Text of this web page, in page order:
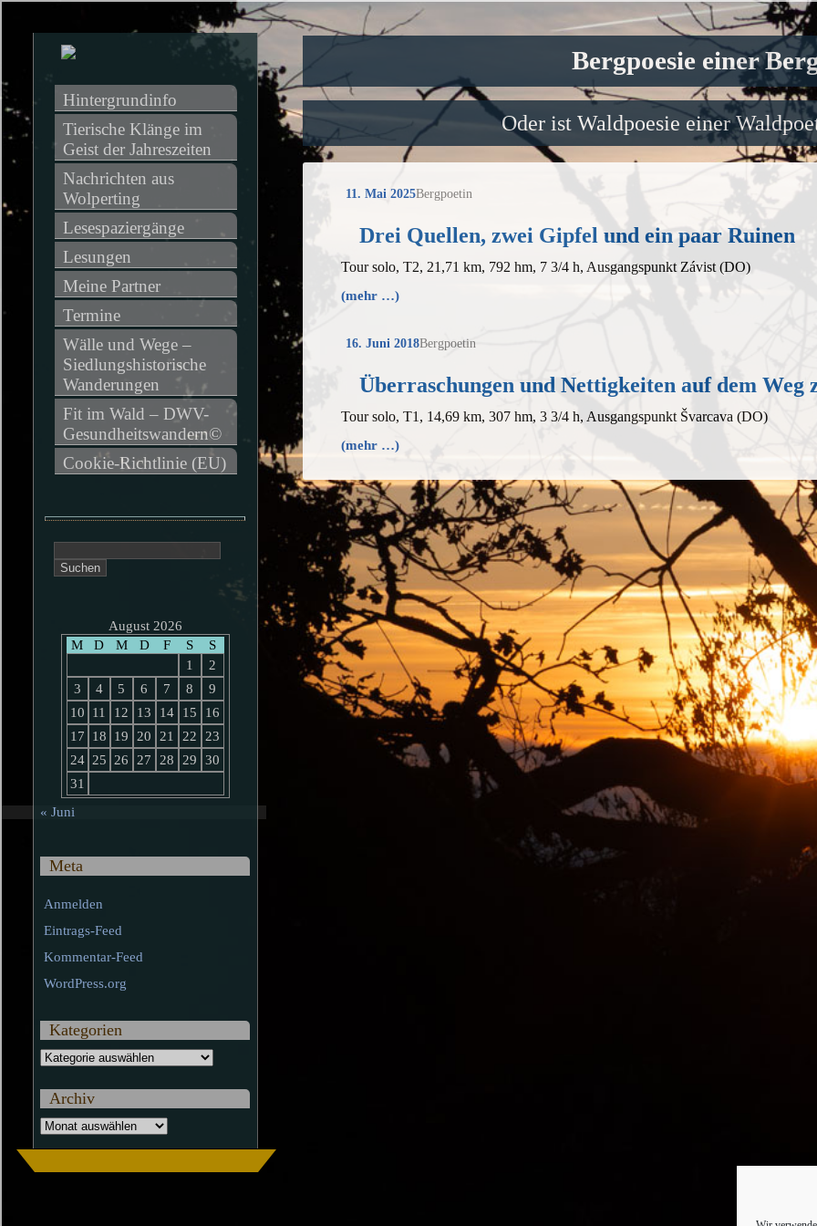
Bergpoesie einer
Oder ist Waldpoesie einer
11. Mai 2025Bergpoetin
Drei Quellen, zwei Gipfel und ein paar Ruinen
Tour solo, T2, 21,71 km, 792 hm, 7 3/4 h, Ausgangspunkt Závist (DO)
(mehr …)
16. Juni 2018Bergpoetin
Überraschungen und Nettigkeiten auf dem Weg
Tour solo, T1, 14,69 km, 307 hm, 3 3/4 h, Ausgangspunkt Švarcava (DO)
(mehr …)
Hintergrundinfo
Tierische Klänge im
Geist der Jahreszeiten
Nachrichten aus
Wolperting
Lesespaziergänge
Lesungen
Meine Partner
Termine
Wälle und Wege –
Siedlungshistorische
Wanderungen
Fit im Wald – DWV-
Gesundheitswandern©
Cookie-Richtlinie (EU)
nach:
August 2026
M
D M D F S
S
1
2
3
4 5 6 7 8
9
10
11 12 13 14 15
16
17
18 19 20 21 22
23
24 25 26 27 28 29
30
31
« Juni
Meta
Anmelden
Eintrags-Feed
Kommentar-Feed
WordPress.org
Kategorien
Kategorien
Archiv
Archiv